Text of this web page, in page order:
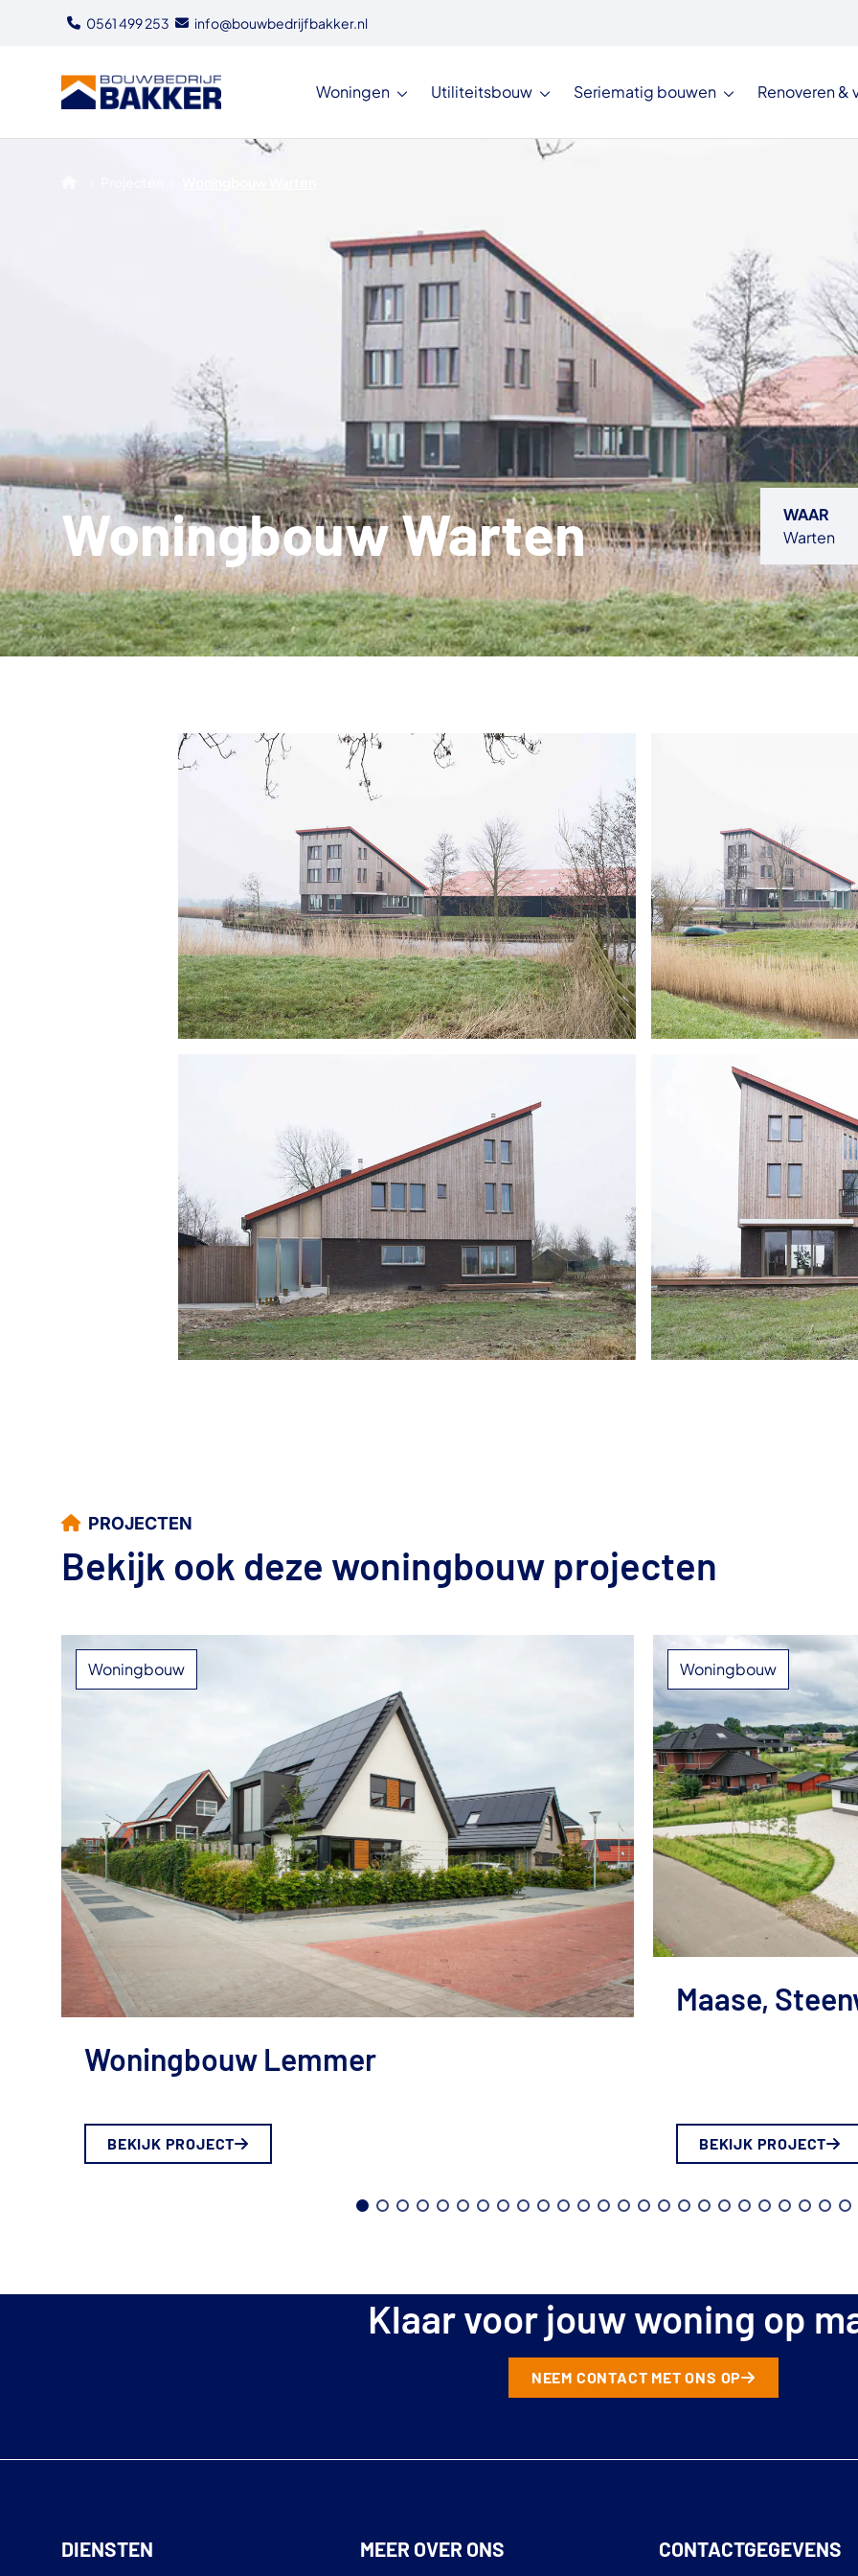
0561 499 253 info@bouwbedrijfbakker.nl
Woningen Utiliteitsbouw Seriematig bouwen Renoveren &
Woningbouw Warten
WAAR
Warten
PROJECTEN
Bekijk ook deze woningbouw projecten
Woningbouw
Woningbouw Lemmer
BEKIJK PROJECT
Woningbouw
Maase,
BEKIJK PROJECT
Klaar voor jouw woning op
NEEM CONTACT MET ONS OP
DIENSTEN MEER OVER ONS CONTACTGEGEVENS